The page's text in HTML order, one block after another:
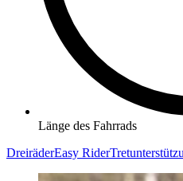
Länge des Fahrrads
DreiräderEasy Rider